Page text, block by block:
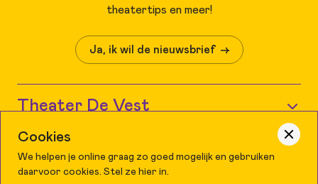
theatertips en meer!
Ja, ik wil de nieuwsbrief
Theater De Vest
Wie zijn wij?
Agenda
Grote Kerk Alkmaar
Cookies
We helpen je online graag zo goed mogelijk en gebruiken
daarvoor cookies. Stel ze hier in.